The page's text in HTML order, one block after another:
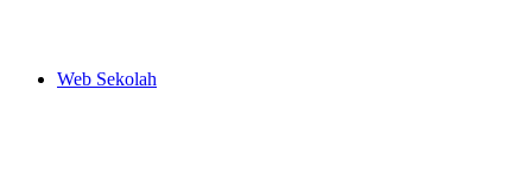
Web Sekolah